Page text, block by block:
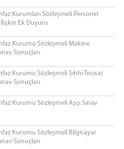
Kurumları Sözleşmeli Personel
Ek Duyuru
Kurumu Sözleşmeli Makine
Sonuçları
Kurumu Sözleşmeli Sıhhi Tesisat
Sonuçları
Kurumu Sözleşmeli Aşçı Sınav
Kurumu Sözleşmeli Bilgisayar
Sonuçları